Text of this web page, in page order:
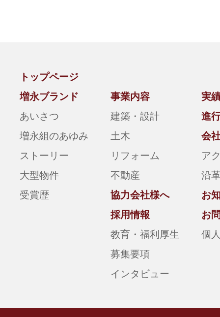
トップページ
増永ブランド
あいさつ
増永組のあゆみ
ストーリー
大型物件
受賞歴
事業内容
建築・設計
土木
リフォーム
不動産
実
進
会
ア
沿
協力会社様へ
採用情報
教育・福利厚生
募集要項
インタビュー
お
お
個